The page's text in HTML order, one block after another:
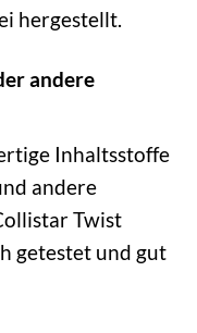
hergestellt.
andere
Inhaltsstoffe
andere
Twist
getestet und gut